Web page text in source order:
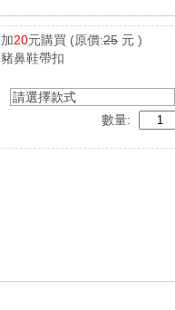
加20元購買 (原價:25元 )
豬鼻鞋帶扣
請選擇款式
數量: